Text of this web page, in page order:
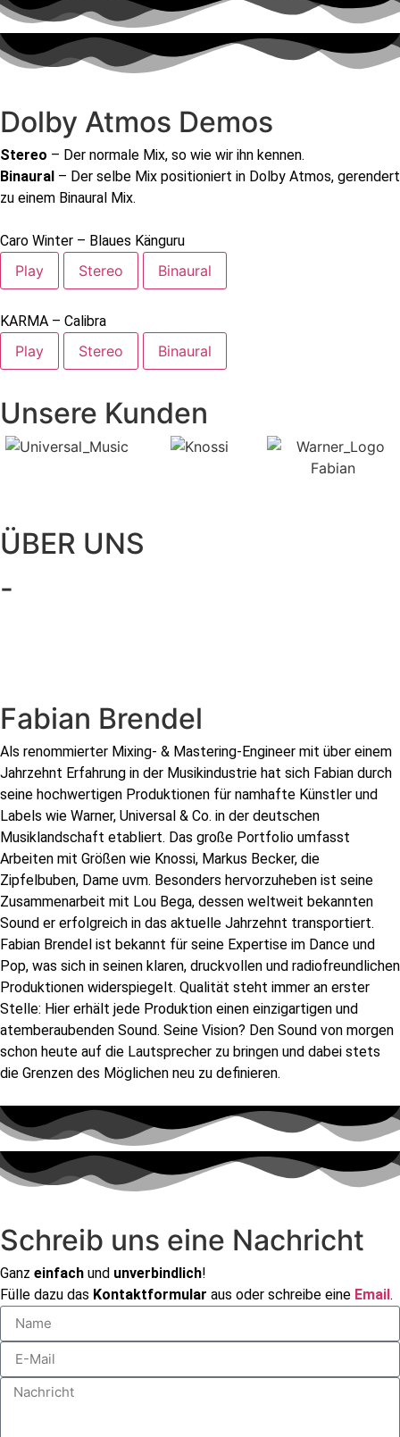
Dolby Atmos Demos
Stereo – Der normale Mix, so wie wir ihn kennen.
Binaural – Der selbe Mix positioniert in Dolby Atmos, gerendert
zu einem Binaural Mix.
Caro Winter – Blaues Känguru
Play Stereo Binaural
KARMA – Calibra
Play Stereo Binaural
Unsere Kunden
ÜBER UNS
-
Fabian Brendel
Als renommierter Mixing- & Mastering-Engineer mit über einem
Jahrzehnt Erfahrung in der Musikindustrie hat sich Fabian durch
seine hochwertigen Produktionen für namhafte Künstler und
Labels wie Warner, Universal & Co. in der deutschen
Musiklandschaft etabliert. Das große Portfolio umfasst
Arbeiten mit Größen wie Knossi, Markus Becker, die
Zipfelbuben, Dame uvm. Besonders hervorzuheben ist seine
Zusammenarbeit mit Lou Bega, dessen weltweit bekannten
Sound er erfolgreich in das aktuelle Jahrzehnt transportiert.
Fabian Brendel ist bekannt für seine Expertise im Dance und
Pop, was sich in seinen klaren, druckvollen und radiofreundlichen
Produktionen widerspiegelt. Qualität steht immer an erster
Stelle: Hier erhält jede Produktion einen einzigartigen und
atemberaubenden Sound. Seine Vision? Den Sound von morgen
schon heute auf die Lautsprecher zu bringen und dabei stets
die Grenzen des Möglichen neu zu definieren.
Schreib uns eine Nachricht
Ganz einfach und unverbindlich!
Fülle dazu das Kontaktformular aus oder schreibe eine Email.